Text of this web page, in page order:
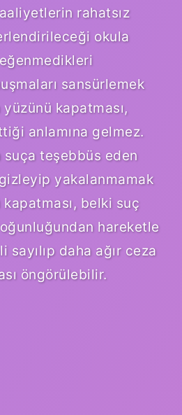
rahatsız
okula
sansürlemek
kapatması,
anlamına gelmez.
teşebbüs eden
yakalanmamak
belki suç
hareketle
daha ağır ceza
öngörülebilir.